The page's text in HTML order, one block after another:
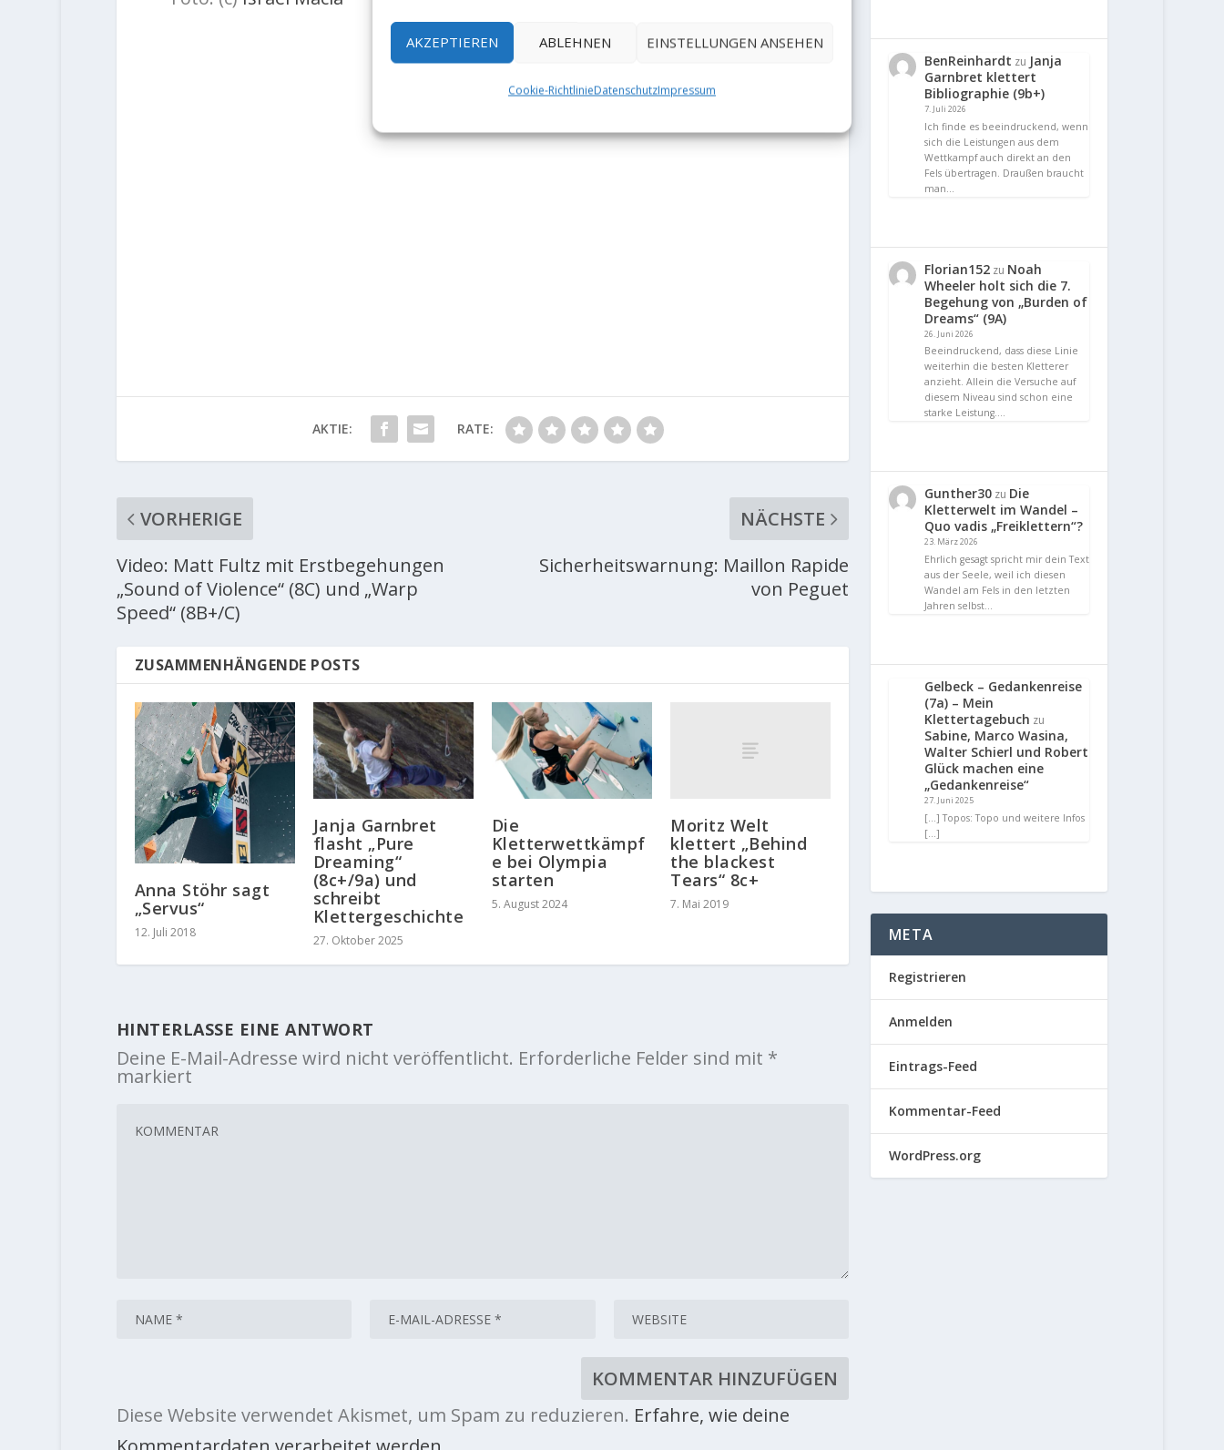
AKZEPTIEREN ABLEHNEN EINSTELLUNGEN ANSEHEN
Cookie-RichtlinieDatenschutzImpressum
AKTIE: RATE:
VORHERIGE
Video: Matt Fultz mit Erstbegehungen
„Sound of Violence“ (8C) und „Warp
Speed“ (8B+/C)
NÄCHSTE
Sicherheitswarnung: Maillon Rapide
von Peguet
ZUSAMMENHÄNGENDE POSTS
Anna Stöhr sagt
„Servus“
12. Juli 2018
Janja Garnbret
flasht „Pure
Dreaming“
(8c+/9a) und
schreibt
Klettergeschichte
27. Oktober 2025
Die
Kletterwettkämpf
e bei Olympia
starten
5. August 2024
Moritz Welt
klettert „Behind
the blackest
Tears“ 8c+
7. Mai 2019
HINTERLASSE EINE ANTWORT
Deine E-Mail-Adresse wird nicht veröffentlicht. Erforderliche Felder sind mit *
markiert
Diese Website verwendet Akismet, um Spam zu reduzieren. Erfahre, wie deine
BenReinhardt zu Janja
Garnbret klettert
Bibliographie (9b+)
7. Juli 2026
Ich finde es beeindruckend, wenn
sich die Leistungen aus dem
Wettkampf auch direkt an den
Fels übertragen. Draußen braucht
man…
Florian152 zu Noah
Wheeler holt sich die 7.
Begehung von „Burden of
Dreams“ (9A)
26. Juni 2026
Beeindruckend, dass diese Linie
weiterhin die besten Kletterer
anzieht. Allein die Versuche auf
diesem Niveau sind schon eine
starke Leistung.…
Gunther30 zu Die
Kletterwelt im Wandel –
Quo vadis „Freiklettern“?
23. März 2026
Ehrlich gesagt spricht mir dein Text
aus der Seele, weil ich diesen
Wandel am Fels in den letzten
Jahren selbst…
Gelbeck – Gedankenreise
(7a) – Mein
Klettertagebuch zu
Sabine, Marco Wasina,
Walter Schierl und Robert
Glück machen eine
„Gedankenreise“
27. Juni 2025
[…] Topos: Topo und weitere Infos
[…]
META
Registrieren
Anmelden
Eintrags-Feed
Kommentar-Feed
WordPress.org